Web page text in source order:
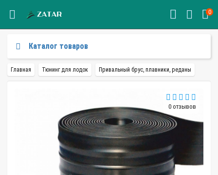
0
Каталог товаров
Главная Тюнинг для лодок Привальный брус, плавники, реданы
0 отзывов